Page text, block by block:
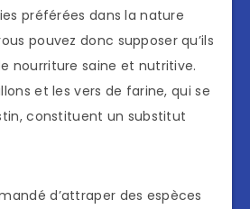
préférées dans la nature
pouvez donc supposer qu’ils
nourriture saine et nutritive.
et les vers de farine, qui se
constituent un substitut
d’attraper des espèces